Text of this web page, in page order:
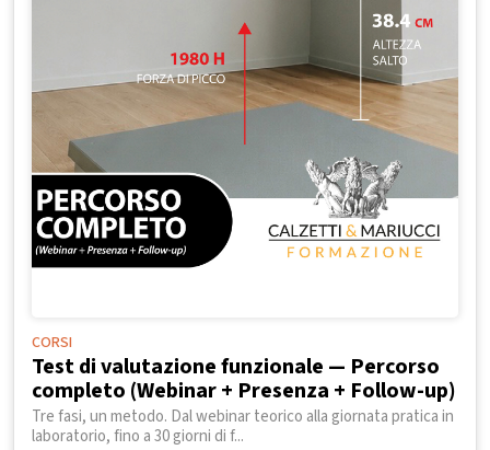
CORSI
Test di valutazione funzionale — Percorso
completo (Webinar + Presenza + Follow-up)
Tre fasi, un metodo. Dal webinar teorico alla giornata pratica in
laboratorio, fino a 30 giorni di f...